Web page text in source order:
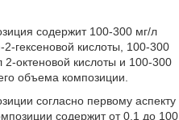
содержит 100-300 мг/л
гексеновой кислоты, 100-300
октеновой кислоты и 100-300
объема композиции.
согласно первому аспекту
содержит от 0,1 до 100